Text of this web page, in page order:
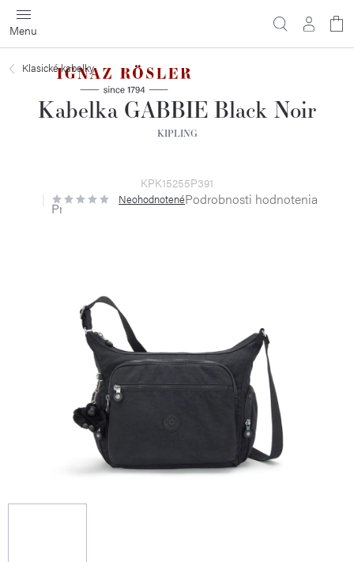
Prejsť
na
obsah
Klasické kabelky
Kabelka GABBIE Black Noir
KIPLING
KPK15255P391
Priemerné
hodnotenie
NeohodnotenéPodrobnosti hodnotenia